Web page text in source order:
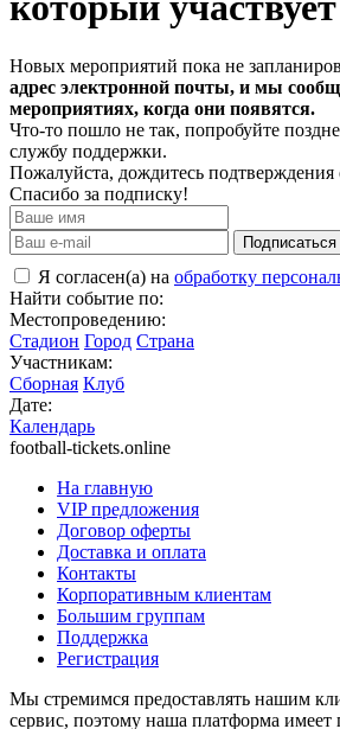
Новых мероприятий пока не
адрес электронной почты, и мы
мероприятиях, когда они появятся.
Что-то пошло не так, попробуйте
службу поддержки.
Пожалуйста, дождитесь
Спасибо за подписку!
Я согласен(а) на обработку
Найти событие по:
Местопроведению:
Стадион Город Страна
Участникам:
Сборная Клуб
Дате:
Календарь
football-tickets.online
На главную
VIP предложения
Договор оферты
Доставка и оплата
Контакты
Корпоративным клиентам
Большим группам
Поддержка
Регистрация
Мы стремимся предоставлять нашим
сервис, поэтому наша платформа